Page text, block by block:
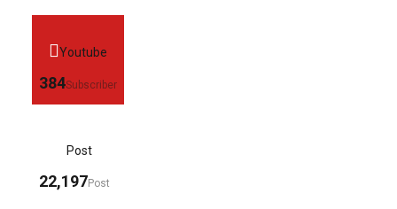
Youtube
384Subscriber
Post
22,197Post